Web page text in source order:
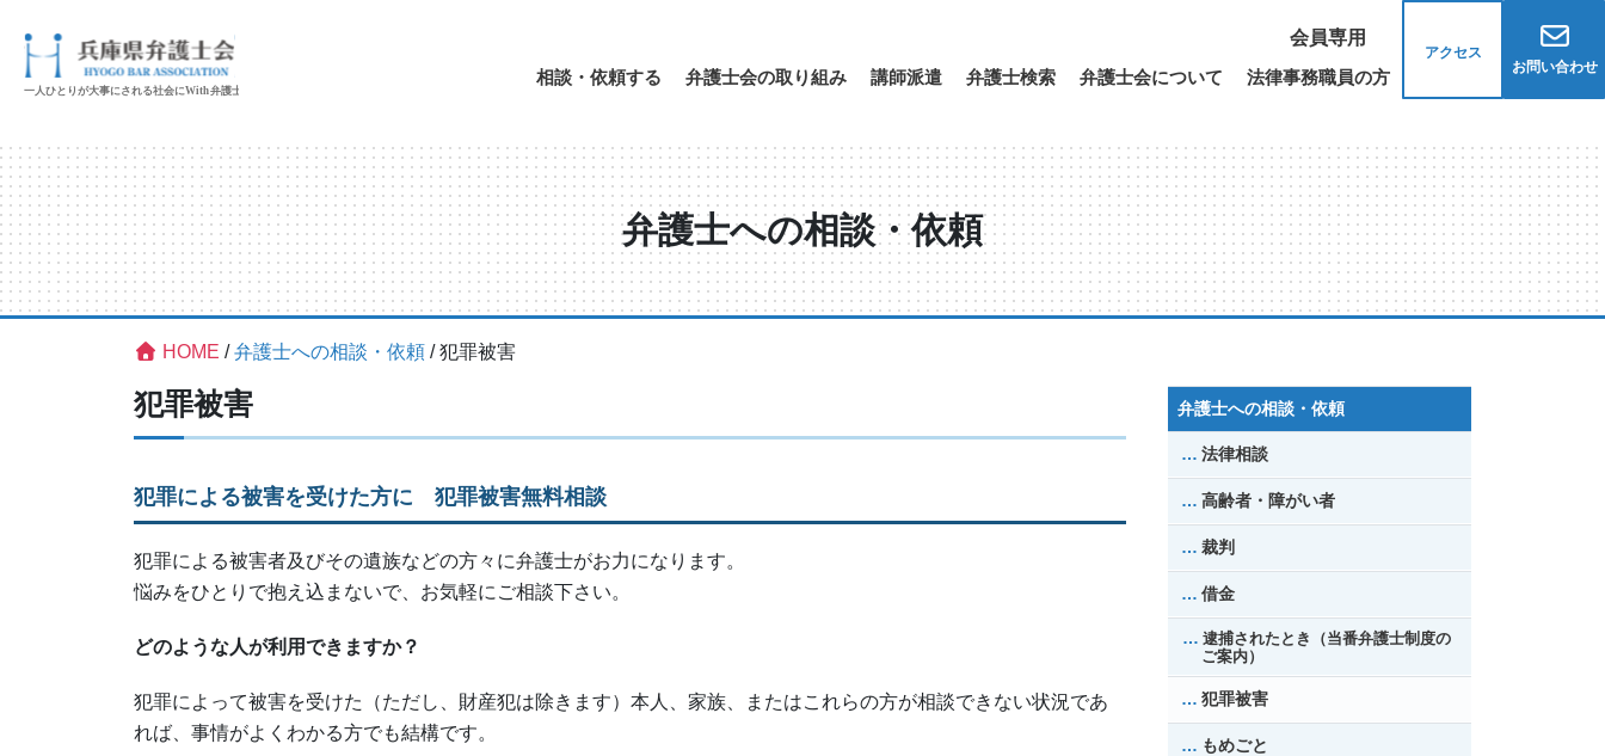
会員専用
相談・依頼する
弁護士会の取り組み 講師派遣 弁護士検索 弁護士会について 法律事務職員の方
アクセス
お問い合わせ
弁護士への相談・依頼
HOME /弁護士への相談・依頼 /犯罪被害
犯罪被害
犯罪による被害を受けた方に 犯罪被害無料相談
犯罪による被害者及びその遺族などの方々に弁護士がお力になります。
悩みをひとりで抱え込まないで、お気軽にご相談下さい。
どのような人が利用できますか？
犯罪によって被害を受けた（ただし、財産犯は除きます）本人、家族、またはこれらの方が相談できない状況であ
れば、事情がよくわかる方でも結構です。
弁護士への相談・依頼
法律相談
高齢者・障がい者
裁判
借金
逮捕されたとき（当番弁護士制度の
ご案内）
犯罪被害
もめごと